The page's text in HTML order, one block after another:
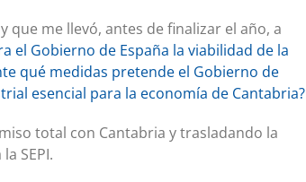
me llevó, antes de finalizar el año, a
el Gobierno de España la viabilidad de la
qué medidas pretende el Gobierno de
esencial para la economía de Cantabria?
total con Cantabria y trasladando la
SEPI.